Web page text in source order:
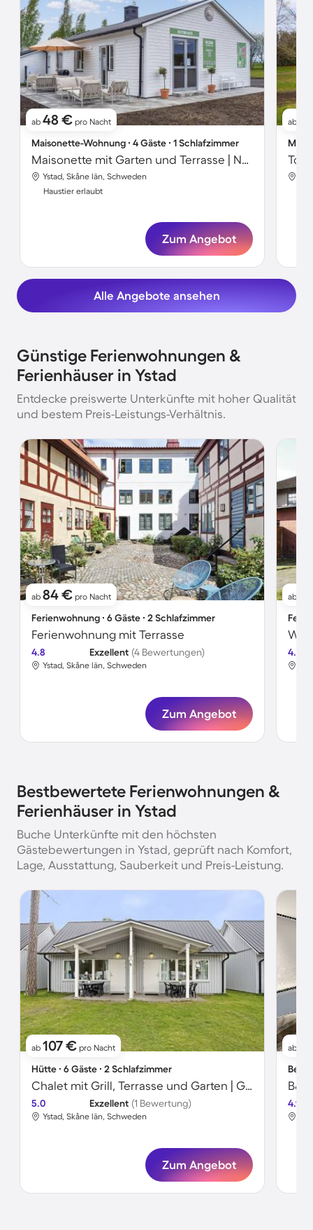
ab 48 € pro Nacht
Maisonette-Wohnung ∙ 4 Gäste ∙ 1 Schlafzimmer
Maisonette mit Garten und Terrasse | Naturblick | Haustiere sind willkommen
Ystad, Skåne län, Schweden
Haustier erlaubt
Zum Angebot
ab
Alle Angebote ansehen
Günstige Ferienwohnungen &
Ferienhäuser in Ystad
Entdecke preiswerte Unterkünfte mit hoher Qualität
und bestem Preis-Leistungs-Verhältnis.
ab 84 € pro Nacht
Ferienwohnung ∙ 6 Gäste ∙ 2 Schlafzimmer
Ferienwohnung mit Terrasse
4.8 Exzellent (4 Bewertungen)
Ystad, Skåne län, Schweden
Zum Angebot
ab
4.0
Bestbewertete Ferienwohnungen &
Ferienhäuser in Ystad
Buche Unterkünfte mit den höchsten
Gästebewertungen in Ystad, geprüft nach Komfort,
Lage, Ausstattung, Sauberkeit und Preis-Leistung.
ab 107 € pro Nacht
Hütte ∙ 6 Gäste ∙ 2 Schlafzimmer
Chalet mit Grill, Terrasse und Garten | Gartenblick
5.0 Exzellent (1 Bewertung)
Ystad, Skåne län, Schweden
Zum Angebot
ab
Bed
4.9